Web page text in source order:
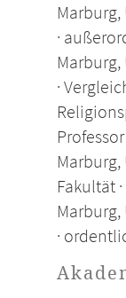
·
·
Fakultät
·